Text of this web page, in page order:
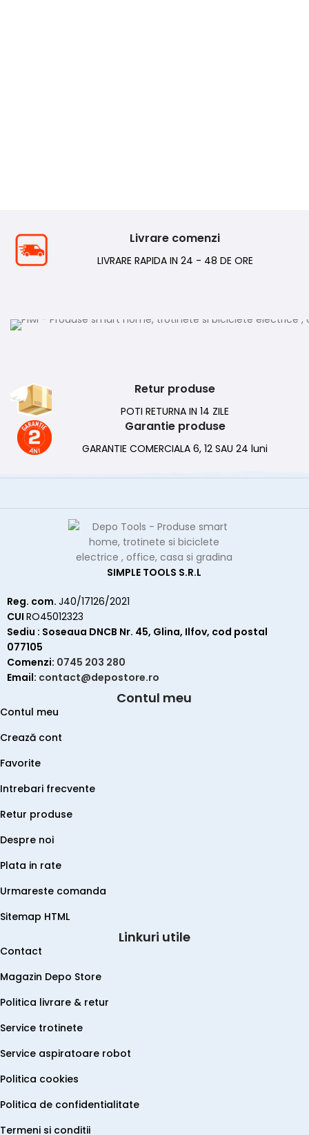
Livrare comenzi
LIVRARE RAPIDA IN 24 - 48 DE ORE
Retur produse
POTI RETURNA IN 14 ZILE
Garantie produse
GARANTIE COMERCIALA 6, 12 SAU 24 luni
SIMPLE TOOLS S.R.L
Reg. com. J40/17126/2021
CUI RO45012323
Sediu : Soseaua DNCB Nr. 45, Glina, Ilfov, cod postal
077105
Comenzi: 0745 203 280
Email: contact@depostore.ro
Contul meu
Contul meu
Crează cont
Favorite
Intrebari frecvente
Retur produse
Despre noi
Plata in rate
Urmareste comanda
Sitemap HTML
Linkuri utile
Contact
Magazin Depo Store
Politica livrare & retur
Service trotinete
Service aspiratoare robot
Politica cookies
Politica de confidentialitate
Termeni si conditii